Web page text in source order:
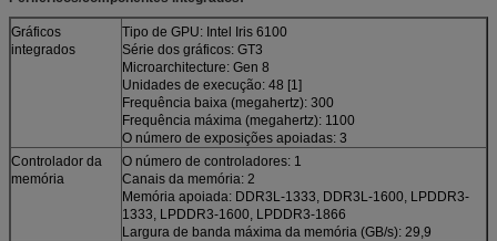
Gráficos
integrados
Tipo de GPU: Intel Iris 6100
Série dos gráficos: GT3
Microarchitecture: Gen 8
Unidades de execução: 48 [1]
Frequência baixa (megahertz): 300
Frequência máxima (megahertz): 1100
O número de exposições apoiadas: 3
Controlador da
memória
O número de controladores: 1
Canais da memória: 2
Memória apoiada: DDR3L-1333, DDR3L-1600, LPDDR3-
1333, LPDDR3-1600, LPDDR3-1866
Largura de banda máxima da memória (GB/s): 29,9